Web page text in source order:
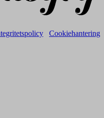
Cookiehantering